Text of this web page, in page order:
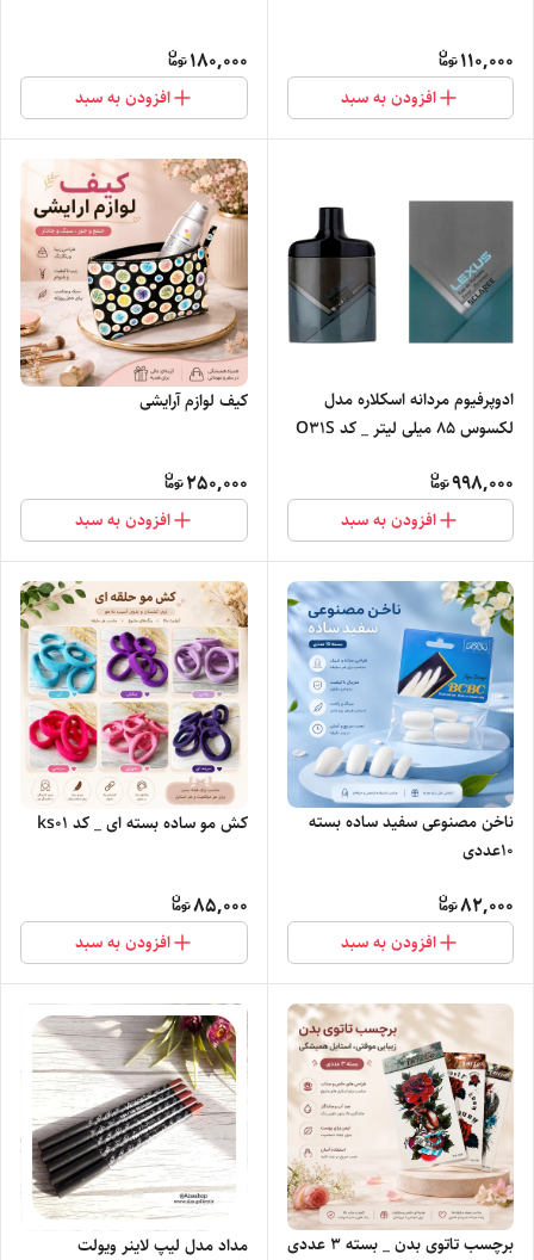
110,000
افزودن به سبد
180,000
افزودن به سبد
ادوپرفیوم مردانه اسکلاره مدل
لکسوس ۸۵ میلی لیتر _ کد O31S
998,000
افزودن به سبد
کیف لوازم آرایشی
250,000
افزودن به سبد
ناخن مصنوعی سفید ساده بسته
10عددی
82,000
افزودن به سبد
کش مو ساده بسته ای _ کد ks01
85,000
افزودن به سبد
برچسب تاتوی بدن _ بسته ۳ عددی مداد مدل لیپ لاینر ویولت